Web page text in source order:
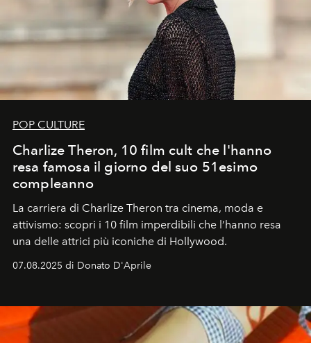
POP CULTURE
Charlize Theron, 10 film cult che l'hanno
resa famosa il giorno del suo 51esimo
compleanno
La carriera di Charlize Theron tra cinema, moda e
attivismo: scopri i 10 film imperdibili che l’hanno resa
una delle attrici più iconiche di Hollywood.
07.08.2025 di Donato D'Aprile